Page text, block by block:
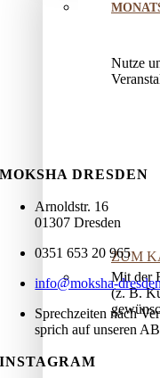
Nutze
ZUM
Mit der
(z. B.
MOKSHA DRESDEN
Arnoldstr. 16
01307 Dresden
0351 653 20 965
info@moksha-
Sprechzeiten nach
sprich auf unseren
INSTAGRAM